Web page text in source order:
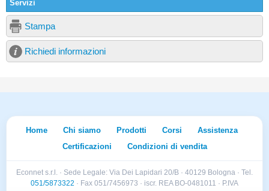
Servizi
Stampa
Richiedi informazioni
Home Chi siamo Prodotti Corsi
Assistenza
Certificazioni
Condizioni di vendita
Econnet s.r.l. · Sede Legale: Via Dei Lapidari 20/B · 40129 Bologna · Tel.
051/5873322 · Fax 051/7456973 · iscr. REA BO-0481011 · P.IVA